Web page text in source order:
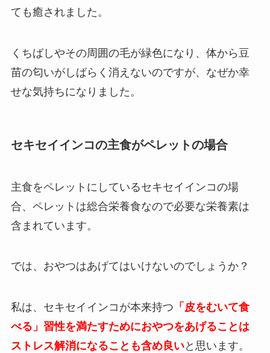
ても癒されました。
くちばしやその周囲の毛が緑色になり、体から豆
苗の匂いがしばらく消えないのですが、なぜか幸
せな気持ちになりました。
セキセイインコの主食がペレットの場合
主食をペレットにしているセキセイインコの場
合、ペレットは総合栄養食なので必要な栄養素は
含まれています。
では、おやつはあげてはいけないのでしょうか？
私は、 セキセイインコが本来持つ 「皮をむいて食
べる」習性を満たすためにおやつをあげることは
ストレス解消になることも含め良いと思います。